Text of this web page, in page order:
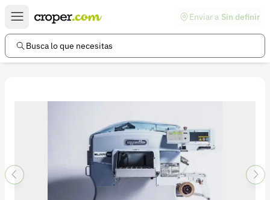
Enviar a Sin definir
Busca lo que necesitas
Enlaces de interés
Preguntas frecuentes
Términos y condiciones
Política de devoluciones
Política de privacidad